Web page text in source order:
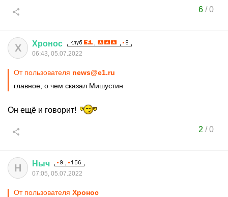
6/0
Х Хронос
06:43, 05.07.2022
От пользователя news@e1.ru
главное, о чем сказал Мишустин
Он ещё и говорит!
2 /0
Н Ныч
07:05, 05.07.2022
От пользователя Хронос